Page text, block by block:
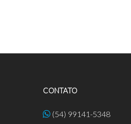
CONTATO
(54) 99141-5348